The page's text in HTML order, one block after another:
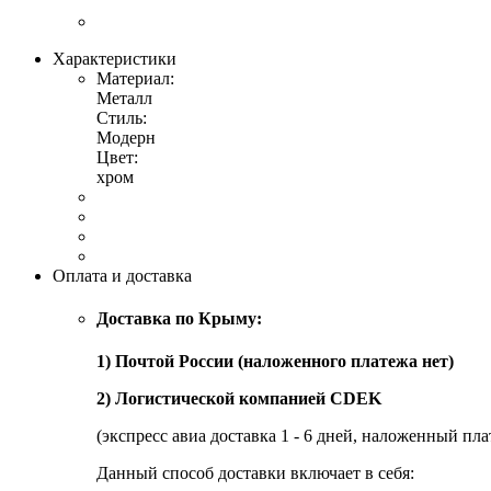
Характеристики
Материал:
Металл
Стиль:
Модерн
Цвет:
хром
Оплата и доставка
Доставка по Крыму:
1) Почтой России (наложенного платежа нет)
2) Логистической компанией CDEK
(экспресс авиа доставка 1 - 6 дней, наложенный
Данный способ доставки включает в себя: